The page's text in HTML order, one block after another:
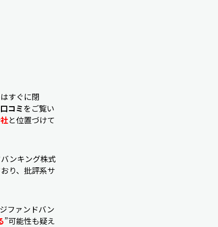
すぐに閉
口コミをご覧い
と位置づけて
ンキング株式
り、批評系サ
ファンドバン
”可能性も疑え